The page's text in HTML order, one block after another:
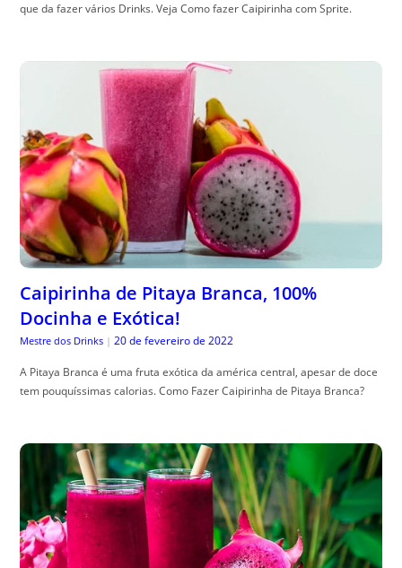
que da fazer vários Drinks. Veja Como fazer Caipirinha com Sprite.
Caipirinha de Pitaya Branca, 100%
Docinha e Exótica!
Mestre dos Drinks | 20 de fevereiro de 2022
A Pitaya Branca é uma fruta exótica da américa central, apesar de doce
tem pouquíssimas calorias. Como Fazer Caipirinha de Pitaya Branca?